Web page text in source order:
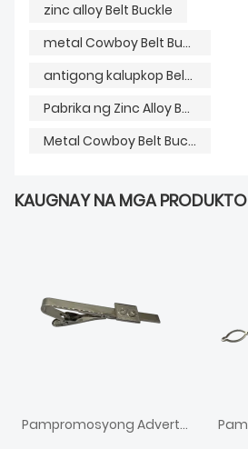
zinc alloy Belt Buckle
metal Cowboy Belt Buckle
antigong kalupkop Belt Buckle
Pabrika ng Zinc Alloy Belt Buckle
Metal Cowboy Belt Buckle Supply
KAUGNAY NA MGA PRODUKTO
Pampromosyong Advertising Tie Clip Bar